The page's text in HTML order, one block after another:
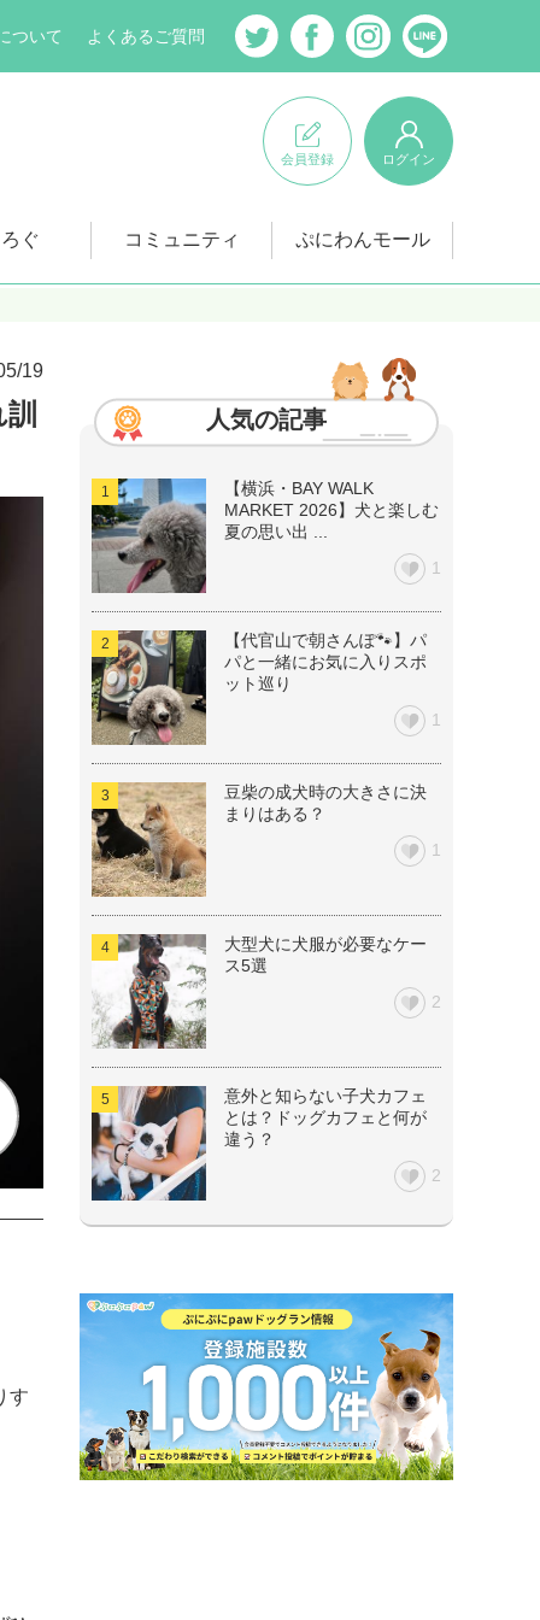
ついて よくあるご質問
会員登録 ログイン
ぐ コミュニティ ぷにわんモール
19
す
人気の記事
【横浜・BAY WALK
MARKET 2026】犬と楽しむ
夏の思い出 ...
1
【代官山で朝さんぽ🐾】パ
パと一緒にお気に入りスポ
ット巡り
1
豆柴の成犬時の大きさに決
まりはある？
1
大型犬に犬服が必要なケー
ス5選
2
意外と知らない子犬カフェ
とは？ドッグカフェと何が
違う？
2